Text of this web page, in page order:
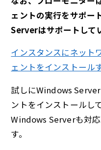
ェントの実行をサポー
Serverはサポートして
インスタンスにネット
ェントをインストール
試しにWindows
ントをインストールし
Windows Serverも対
す。